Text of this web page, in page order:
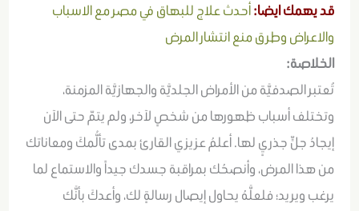
قد يهمك ايضا:أحدث علاج للبهاق في مصر مع الاسباب
والاعراض وطرق منع انتشار المرض
الخلاصة:
تٌعتبر الصدفيَّة من الأمراض الجلديَّة والجهازيَّة المزمنة،
وتختلف أسباب ظهورها من شخصٍ لآخر، ولم يتمّ حتى الآن
إيجادُ جلٍّ جذريٍ لها. أعلمُ عزيزي القارئ بمدى تألُّمكَ ومعاناتك
من هذا المرض، وأنصحُك بمراقبة جسدك جيداً والاستماع لما
يرغب ويريد؛ فلعلَّهُ يحاول إيصال رسالةٍ لك، وأعدكَ بأنَّك